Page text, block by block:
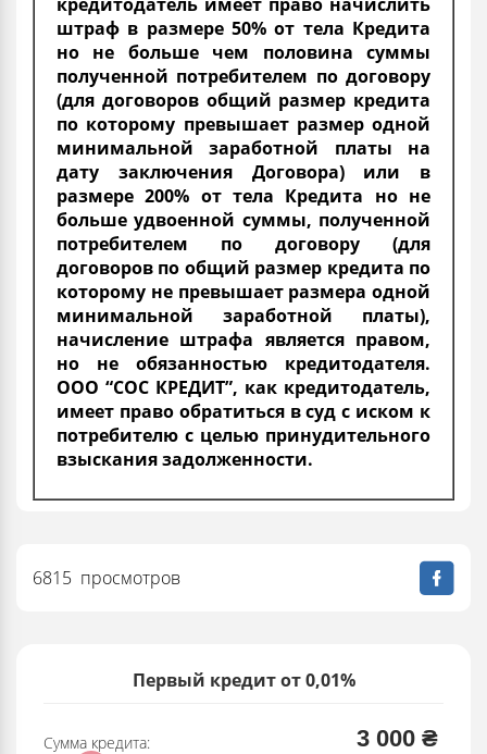
Первый кредит от 0,01%
Сумма кредита: 3 000 ₴
штраф в размере 50% от тела Кредита
но не больше чем половина суммы
полученной потребителем по договору
(для договоров общий размер кредита
по которому превышает размер одной
минимальной заработной платы на
дату заключения Договора) или в
размере 200% от тела Кредита но не
больше удвоенной суммы, полученной
потребителем по договору (для
договоров по общий размер кредита по
которому не превышает размера одной
минимальной заработной платы),
начисление штрафа является правом,
но не обязанностью кредитодателя.
ООО “СОС КРЕДИТ”, как кредитодатель,
имеет право обратиться в суд с иском к
потребителю с целью принудительного
взыскания задолженности.
6815 просмотров